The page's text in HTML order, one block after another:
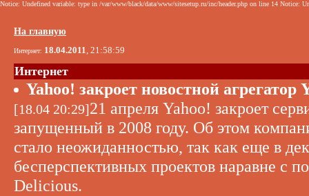
Notice: Undefined variable: type in /var/www/black/data/www/sitesetup.ru/inc/header.php on line 14 Notice:
На главную
Интернет: 18.04.2011, 21:58:59
Интернет
Yahoo! закроет новостной агрегатор
[18.04 20:29]21 апреля Yahoo! закроет
запущенный в 2008 году. Об этом
стало неожиданностью, так как еще в
бесперспективных проектов наравне с
Delicious.